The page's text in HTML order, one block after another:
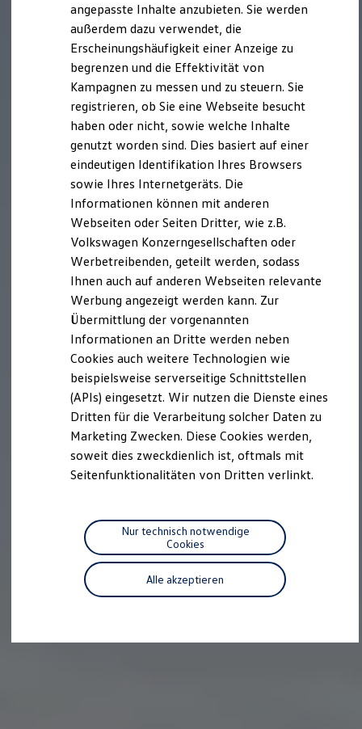
Rekuperation
Laden
Laden unterwegs
Laden Zuhause
Ladestationen finden
Ladezeitensimulator
Batterie
Sicherheit
Garantie und Lebensdauer
Nachhaltigkeit
Technologie
Kosten und Kauf
Verbrauchskosten
Kaufoptionen
E-Auto-Förderung
Die ID. Software 6
ID. Software Versionen und Updates
Digitale Extras
Hybridautos
Marke und Erlebnis
Volkswagen R und R Experience
R Experience
Driving Experience
Volkswagen entdecken
Werkbesichtigung
Factory visit
Lifestyle Shop
T-Roc Kollektion
ID. Kollektion
GTI Kollektion
Fußball Drop
we drive football
#wedriveproud
Besitzer und Service
myVolkswagen
Inspektion und HU/AU
angepasste Inhalte anzubieten. Sie werden
außerdem dazu verwendet, die
Erscheinungshäufigkeit einer Anzeige zu
begrenzen und die Effektivität von
Kampagnen zu messen und zu steuern. Sie
registrieren, ob Sie eine Webseite besucht
haben oder nicht, sowie welche Inhalte
genutzt worden sind. Dies basiert auf einer
eindeutigen Identifikation Ihres Browsers
sowie Ihres Internetgeräts. Die
Informationen können mit anderen
Webseiten oder Seiten Dritter, wie z.B.
Volkswagen Konzerngesellschaften oder
Werbetreibenden, geteilt werden, sodass
Ihnen auch auf anderen Webseiten relevante
Werbung angezeigt werden kann. Zur
Übermittlung der vorgenannten
Informationen an Dritte werden neben
Cookies auch weitere Technologien wie
beispielsweise serverseitige Schnittstellen
(APIs) eingesetzt. Wir nutzen die Dienste eines
Dritten für die Verarbeitung solcher Daten zu
Marketing Zwecken. Diese Cookies werden,
soweit dies zweckdienlich ist, oftmals mit
Seitenfunktionalitäten von Dritten verlinkt.
Alle akzeptieren
Nur technisch notwendige
Cookies